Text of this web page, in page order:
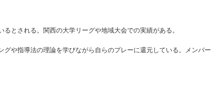
とされる。関西の大学リーグや地域大会での実績がある。
や指導法の理論を学びながら自らのプレーに還元している。メンバー